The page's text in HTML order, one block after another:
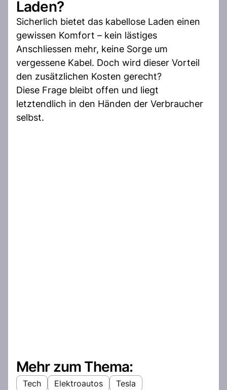
Laden?
Sicherlich bietet das kabellose Laden einen
gewissen Komfort – kein lästiges
Anschliessen mehr, keine Sorge um
vergessene Kabel. Doch wird dieser Vorteil
den zusätzlichen Kosten gerecht?
Diese Frage bleibt offen und liegt
letztendlich in den Händen der Verbraucher
selbst.
Mehr zum Thema:
Tech Elektroautos Tesla